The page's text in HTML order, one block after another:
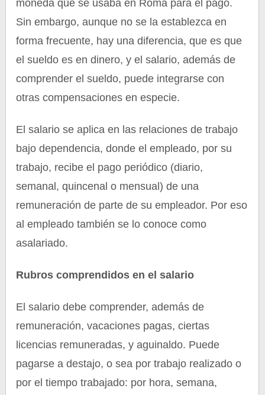
moneda que se usaba en Roma para el pago.
Sin embargo, aunque no se la establezca en
forma frecuente, hay una diferencia, que es que
el sueldo es en dinero, y el salario, además de
comprender el sueldo, puede integrarse con
otras compensaciones en especie.
El salario se aplica en las relaciones de trabajo
bajo dependencia, donde el empleado, por su
trabajo, recibe el pago periódico (diario,
semanal, quincenal o mensual) de una
remuneración de parte de su empleador. Por eso
al empleado también se lo conoce como
asalariado.
Rubros comprendidos en el salario
El salario debe comprender, además de
remuneración, vacaciones pagas, ciertas
licencias remuneradas, y aguinaldo. Puede
pagarse a destajo, o sea por trabajo realizado o
por el tiempo trabajado: por hora, semana,